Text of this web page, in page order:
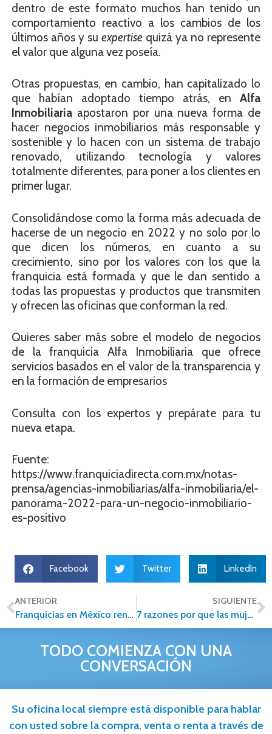
dentro de este formato muchos han tenido un
comportamiento reactivo a los cambios de los
últimos años y su expertise quizá ya no represente
el valor que alguna vez poseía.
Otras propuestas, en cambio, han capitalizado lo
que habían adoptado tiempo atrás, en Alfa
Inmobiliaria apostaron por una nueva forma de
hacer negocios inmobiliarios más responsable y
sostenible y lo hacen con un sistema de trabajo
renovado, utilizando tecnología y valores
totalmente diferentes, para poner a los clientes en
primer lugar.
Consolidándose como la forma más adecuada de
hacerse de un negocio en 2022 y no solo por lo
que dicen los números, en cuanto a su
crecimiento, sino por los valores con los que la
franquicia está formada y que le dan sentido a
todas las propuestas y productos que transmiten
y ofrecen las oficinas que conforman la red.
Quieres saber más sobre el modelo de negocios
de la franquicia Alfa Inmobiliaria que ofrece
servicios basados en el valor de la transparencia y
en la formación de empresarios
Consulta con los expertos y prepárate para tu
nueva etapa.
Fuente:
https://www.franquiciadirecta.com.mx/notas-
prensa/agencias-inmobiliarias/alfa-inmobiliaria/el-
panorama-2022-para-un-negocio-inmobiliario-
es-positivo
Facebook Twitter LinkedIn
ANTERIOR
Franquicias en México rentables para Invertir en Bienes
SIGUIENTE
7 razones por que las mujeres son excelentes empresarias
TODO COMIENZA CON UNA
CONVERSACIÓN
Su oficina local siempre está disponible para hablar
con usted sobre la compra, venta o renta a través de